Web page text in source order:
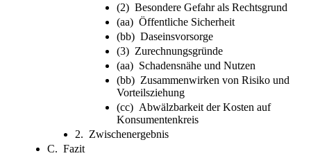
(2) Besondere Gefahr als Rechtsgrund
(aa) Öffentliche Sicherheit
(bb) Daseinsvorsorge
(3) Zurechnungsgründe
(aa) Schadensnähe und Nutzen
(bb) Zusammenwirken von Risiko und
Vorteilsziehung
(cc) Abwälzbarkeit der Kosten auf
Konsumentenkreis
2. Zwischenergebnis
C. Fazit